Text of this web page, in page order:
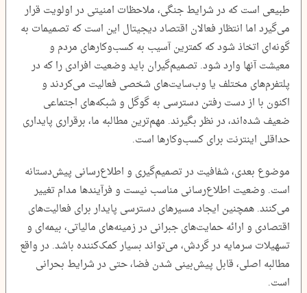
طبیعی است که در شرایط جنگی، ملاحظات امنیتی در اولویت قرار
می‌گیرد اما انتظار فعالان اقتصاد دیجیتال این است که تصمیمات به
گونه‌ای اتخاذ شود که کمترین آسیب به کسب‌وکارهای مردم و
معیشت آنها وارد شود. تصمیم‌گیران باید وضعیت افرادی را که در
پلتفرم‌های مختلف یا وب‌سایت‌های شخصی فعالیت می‌کردند و
اکنون با از دست رفتن دسترسی به گوگل و شبکه‌های اجتماعی
ضعیف شده‌اند، در نظر بگیرند. مهم‌ترین مطالبه ما، برقراری پایداری
حداقلی اینترنت برای کسب‌وکارها است.
موضوع بعدی، شفافیت در تصمیم‌گیری و اطلاع‌رسانی پیش‌دستانه
است. وضعیت اطلاع‌رسانی مناسب نیست و فرآیندها مدام تغییر
می‌کنند. همچنین ایجاد مسیرهای دسترسی پایدار برای فعالیت‌های
اقتصادی و ارائه حمایت‌های جبرانی در زمینه‌های مالیاتی، بیمه‌ای و
تسهیلات سرمایه در گردش، می‌تواند بسیار کمک‌کننده باشد. در واقع
مطالبه اصلی، قابل پیش‌بینی شدن فضا، حتی در شرایط بحرانی
است.